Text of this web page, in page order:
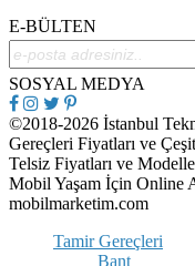
E-BÜLTEN
SOSYAL MEDYA
©2018-2026 İstanbul
Gereçleri Fiyatları ve
Telsiz Fiyatları ve
Mobil Yaşam İçin Online
mobilmarketim.com
Tamir Gereçleri
Bant